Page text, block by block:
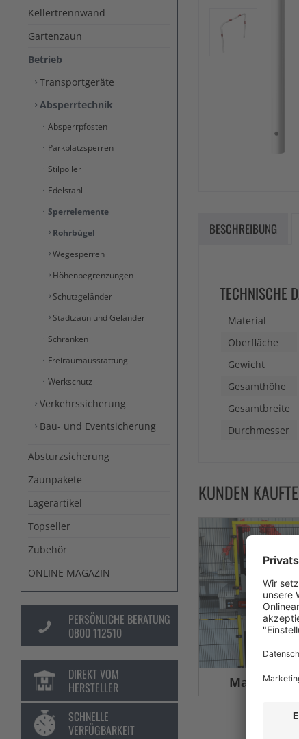
Kellertrennwand
Gartenzaun
Betrieb
Transportgeräte
Absperrtechnik
Absperrpfosten
Parkplatzsperren
Stilpoller
Edelstahl
Sperrelemente
Rohrbügel
Wegesperren
Höhenbegrenzungen
Schutzgeländer
Stadtzaun und Geländer
Schranken
Freiraumausstattung
Werkschutz
Verkehrssicherung
Bau- und Eventsicherung
Absturzsicherung
Zaunpakete
Lagerartikel
Topseller
Zubehör
ONLINE MAGAZIN
PERSÖNLICHE BERATUNG
0800 112510
DIREKT VOM
HERSTELLER
SCHNELLE
VERFÜGBARKEIT
BESCHREIBUNG
TECHNISCHE
Material
Oberfläche
Gewicht
Gesamthöhe
Gesamtbreite
Durchmesser
KUNDEN